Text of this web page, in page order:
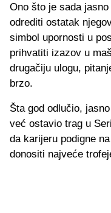
Ono što je sada
odrediti ostatak
simbol upornosti u
prihvatiti izazov u
drugačiju ulogu,
brzo.
Šta god odlučio,
već ostavio trag u
da karijeru podigne
donositi najveće